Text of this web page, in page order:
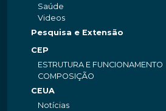
Saúde
Videos
Pesquisa e Extensão
CEP
ESTRUTURA E FUNCIONAMENTO
COMPOSIÇÃO
CEUA
Notícias